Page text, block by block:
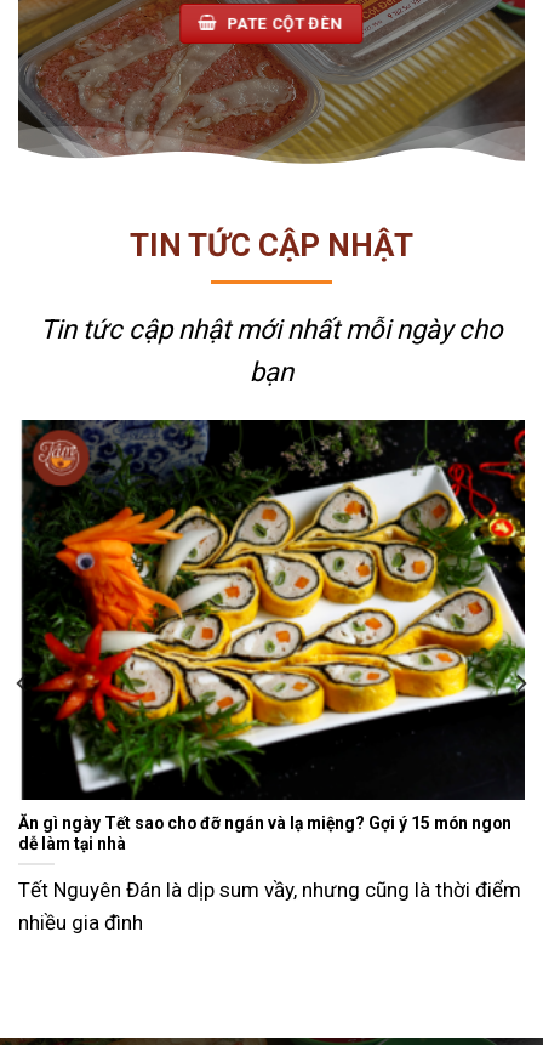
PATE CỘT ĐÈN
TIN TỨC CẬP NHẬT
Tin tức cập nhật mới nhấtmỗi ngày cho
bạn
Ăn gì ngày Tết sao cho đỡ ngán và lạ miệng? Gợi ý 15 món ngon
dễ làm tại nhà
Tết Nguyên Đán là dịp sum vầy, nhưng cũng là thời điểm
nhiều gia đình